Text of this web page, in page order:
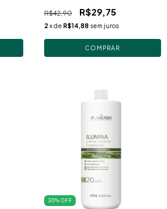
R$42,90 R$29,75
2 x de R$14,88 sem juros
30% OFF